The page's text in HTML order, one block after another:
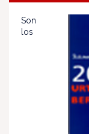
Son
los